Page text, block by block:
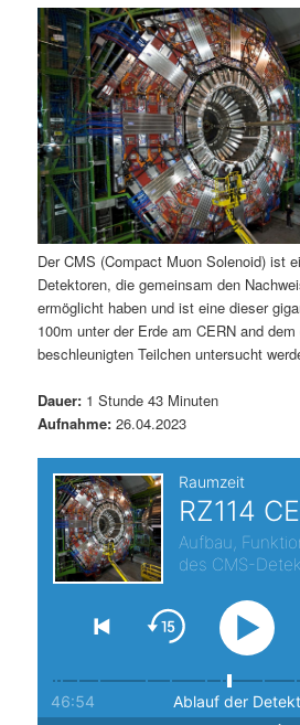
ä
r
e
n
I
n
h
l
t
s
p
n
n
d
ä
r
e
n
I
h
a
l
t
r
n
a
v
i
g
a
t
i
o
n
Der CMS (Compact Muon Solenoid) ist
Detektoren, die gemeinsam den
ermöglicht haben und ist eine dieser
100m unter der Erde am CERN and
beschleunigten Teilchen untersucht
Dauer: 1 Stunde 43 Minuten
Aufnahme: 26.04.2023